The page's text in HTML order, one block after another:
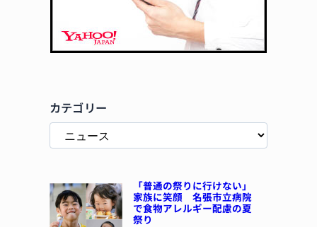
カテゴリー
「普通の祭りに行けない」
家族に笑顔 名張市立病院
で食物アレルギー配慮の夏
祭り